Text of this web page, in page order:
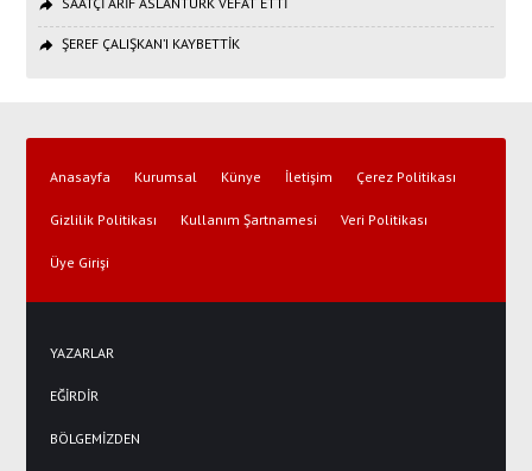
ŞEREF ÇALIŞKAN’I KAYBETTİK
Anasayfa Kurumsal Künye İletişim Çerez Politikası
Gizlilik Politikası Kullanım Şartnamesi Veri Politikası
Üye Girişi
YAZARLAR
EĞİRDİR
BÖLGEMİZDEN